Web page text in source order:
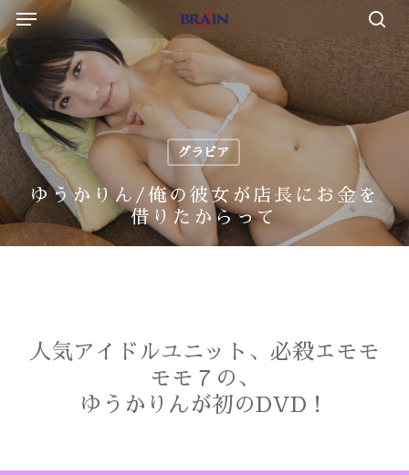
Skip
to
main
content
Menu
グラビア
ゆうかりん/俺の彼女が店長にお金を
借りたからって
人気アイドルユニット、必殺エモモ
モモ７の、
ゆうかりんが初のDVD！